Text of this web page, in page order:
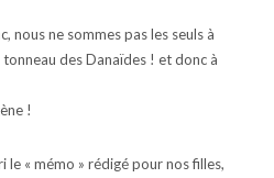
nous ne sommes pas les seuls à
des Danaïdes ! et donc à
!
le « mémo » rédigé pour nos filles,